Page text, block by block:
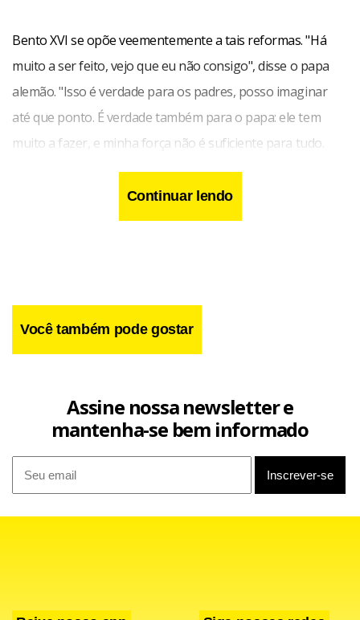
Bento XVI se opõe veementemente a tais reformas. "Há
muito a ser feito, vejo que eu não consigo", disse o papa
alemão. "Isso é verdade para os padres, posso imaginar
até que ponto. É verdade também para o papa: ele tem
muito a fazer, e minha força não é suficiente para tudo.
Então preciso aprender a fazer o que posso e deixar o
resto para Deus e meus colegas".
Continuar lendo
Você também pode gostar
Assine nossa newsletter e
mantenha-se bem informado